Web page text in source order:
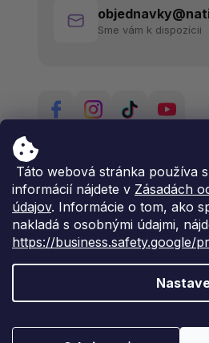
Táto webová stránka používa
informácií nájdete v Zásadách
údajov. Informácie o tom, ako
nakladá s osobnými údajmi,
https://business.safety.google/
Sme vám k dispozícii
Vytvoril Shoptet Premium
. Všetky